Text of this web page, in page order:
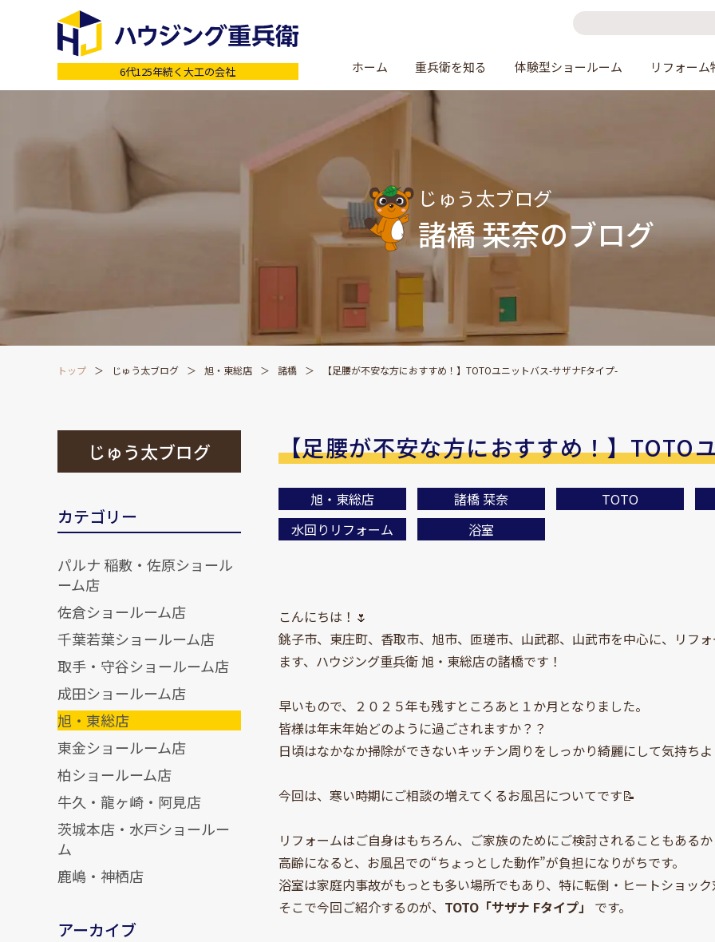
6代125年続く大工の会社 ホーム 重兵衛を知る 体験型ショールーム リフォーム
じゅう太ブログ
諸橋 栞奈のブログ
トップ じゅう太ブログ 旭・東総店 諸橋 【足腰が不安な方におすすめ！】TOTOユニットバス-サザナFタイプ-
【足腰が不安な方におすすめ！】TOTO
旭・東総店 諸橋 栞奈
TOTO
水回りリフォーム
浴室
こんにちは！🌷
銚子市、東庄町、香取市、旭市、匝瑳市、山武郡、山武市を中心に、リフ
ます、ハウジング重兵衛 旭・東総店の諸橋です！
早いもので、２０２５年も残すところあと１か月となりました。
皆様は年末年始どのように過ごされますか？？
日頃はなかなか掃除ができないキッチン周りをしっかり綺麗にして気持
今回は、寒い時期にご相談の増えてくるお風呂についてです📝
リフォームはご自身はもちろん、ご家族のためにご検討されることもある
高齢になると、お風呂での“ちょっとした動作”が負担になりがちです。
浴室は家庭内事故がもっとも多い場所でもあり、特に転倒・ヒートショッ
そこで今回ご紹介するのが、 TOTO「サザナ Fタイプ」 です。
じゅう太ブログ
カテゴリー
パルナ 稲敷・佐原ショール
ーム店
佐倉ショールーム店
千葉若葉ショールーム店
取手・守谷ショールーム店
成田ショールーム店
旭・東総店
東金ショールーム店
柏ショールーム店
牛久・龍ヶ崎・阿見店
茨城本店・水戸ショールー
ム
鹿嶋・神栖店
アーカイブ